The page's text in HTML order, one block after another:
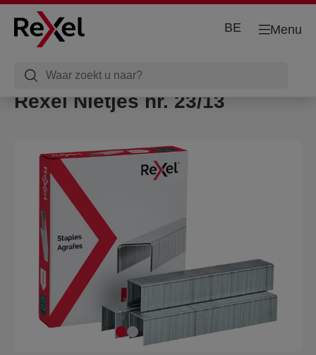
Menu
BE
Rexel Nietjes nr. 23/13